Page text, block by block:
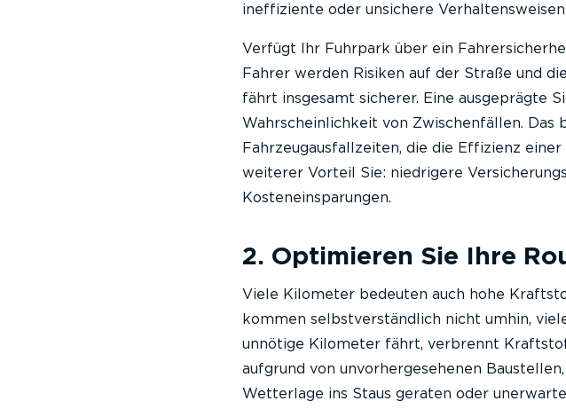
ineffiziente oder unsichere
Verfügt Ihr Fuhrpark über ein
Fahrer werden Risiken auf der Straße und
fährt insgesamt sicherer. Eine ausgeprägte
Wahrscheinlichkeit von Zwischenfällen. Das
Fahrzeugausfallzeiten, die die Effizienz
weiterer Vorteil Sie: niedrigere
Kosteneinsparungen.
2. Optimieren Sie Ihre
Viele Kilometer bedeuten auch hohe
kommen selbstverständlich nicht umhin,
unnötige Kilometer fährt, verbrennt
aufgrund von unvorhergesehenen
Wetterlage ins Staus geraten oder